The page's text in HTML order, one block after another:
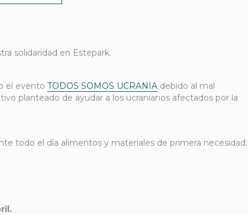
solidaridad en Estepark.
el evento TODOS SOMOS UCRANIA debido al mal
planteado de ayudar a los ucranianos afectados por la
todo el día alimentos y materiales de primera necesidad.